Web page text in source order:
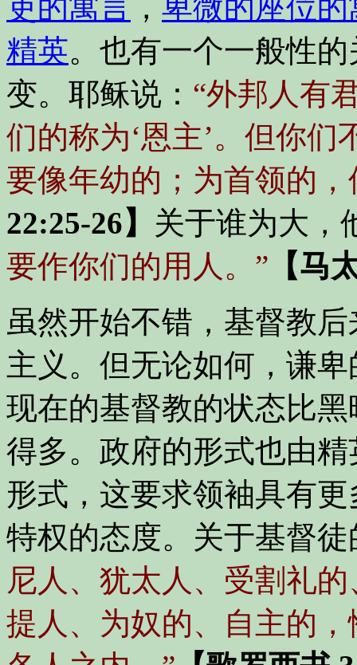
吏的寓言 ， 卑微的座位的
精英。也有一个一般性
变。耶稣说： “外邦人有
们的称为‘恩主’。但你
要像年幼的；为首领的
22:25-26】 关于谁为大，
要作你们的用人。” 【马
虽然开始不错，基督教
主义。但无论如何，谦
现在的基督教的状态比
得多。政府的形式也由
形式，这要求领袖具有
特权的态度。关于基督
尼人、犹太人、受割礼
提人、为奴的、自主的